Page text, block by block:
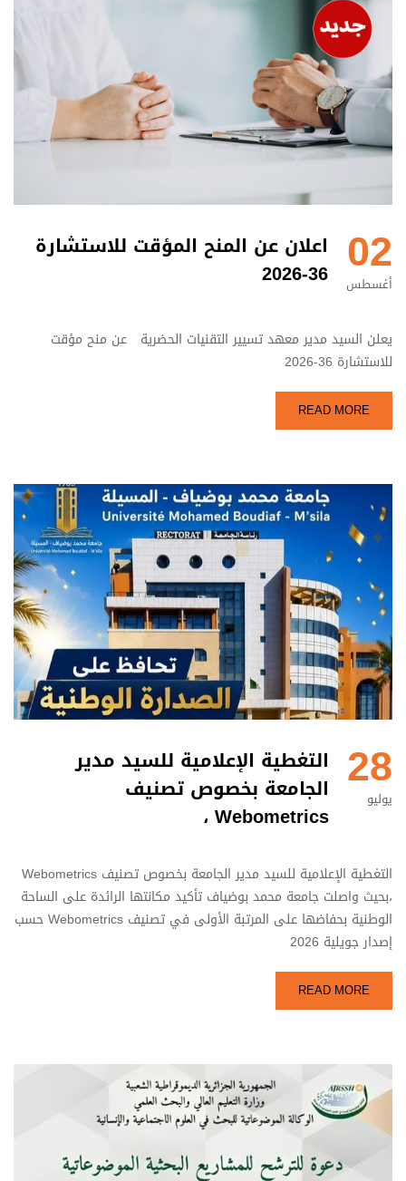
02
أغسطس
اعلان عن المنح المؤقت للاستشارة
36-2026
يعلن السيد مدير معهد تسيير التقنيات الحضرية عن منح مؤقت
للاستشارة 36-2026
READ MORE
28
يوليو
التغطية الإعلامية للسيد مدير
الجامعة بخصوص تصنيف
Webometrics ،
التغطية الإعلامية للسيد مدير الجامعة بخصوص تصنيف Webometrics
،بحيث واصلت جامعة محمد بوضياف تأكيد مكانتها الرائدة على الساحة
الوطنية بحفاضها على المرتبة الأولى في تصنيف Webometrics حسب
إصدار جويلية 2026
READ MORE